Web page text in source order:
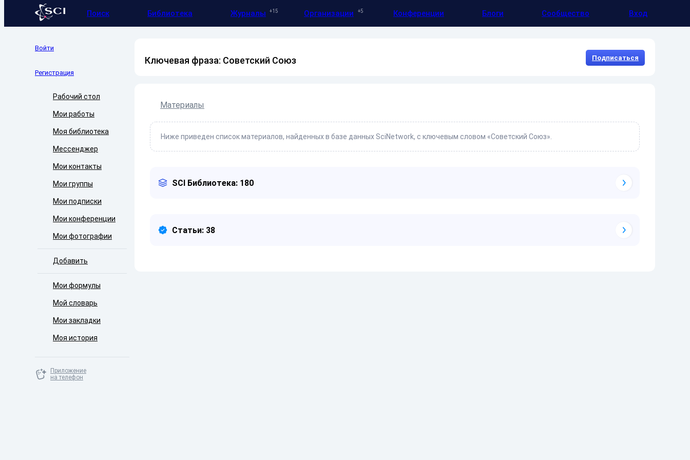
Поиск Библиотека Журналы 15 Организации 5 Конференции Блоги Сообщество Вход
Войти
Регистрация
Рабочий стол
Мои работы
Моя библиотека
Мессенджер
Мои контакты
Мои группы
Мои подписки
Мои конференции
Мои фотографии
Добавить
Мои формулы
Мой словарь
Мои закладки
Моя история
Приложение
на телефон
Ключевая фраза: Советский Союз Подписаться
Материалы
Ниже приведен список материалов, найденных в базе данных SciNetwork, с ключевым словом «Советский Союз».
SCI Библиотека: 180
Статьи: 38